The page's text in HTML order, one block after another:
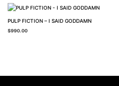
PULP FICTION – I SAID GODDAMN
$990.00